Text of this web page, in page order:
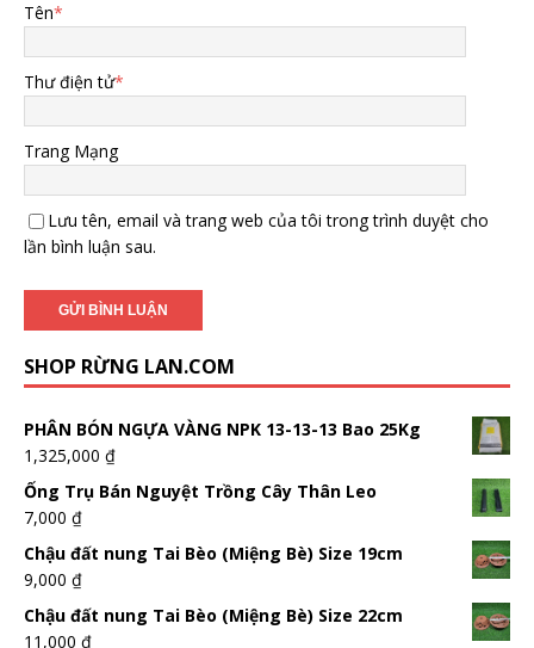
Tên*
Thư điện tử*
Trang Mạng
Lưu tên, email và trang web của tôi trong trình duyệt cho
lần bình luận sau.
SHOP RỪNG LAN.COM
PHÂN BÓN NGỰA VÀNG NPK 13-13-13 Bao 25Kg
1,325,000 ₫
Ống Trụ Bán Nguyệt Trồng Cây Thân Leo
7,000 ₫
Chậu đất nung Tai Bèo (Miệng Bè) Size 19cm
9,000 ₫
Chậu đất nung Tai Bèo (Miệng Bè) Size 22cm
11,000 ₫